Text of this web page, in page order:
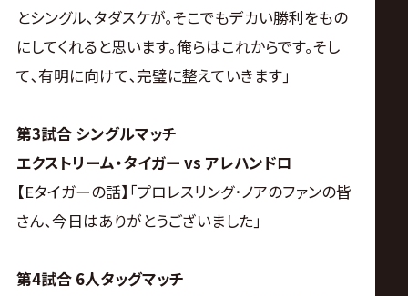
とシングル､タダスケが｡そこでもデカい勝利をもの
にしてくれると思います｡俺らはこれからです｡そし
て､有明に向けて､完璧に整えていきます｣
第3試合 シングルマッチ
エクストリーム・タイガー vs アレハンドロ
【Eタイガーの話】｢プロレスリング･ノアのファンの皆
さん､今日はありがとうございました｣
第4試合 6人タッグマッチ